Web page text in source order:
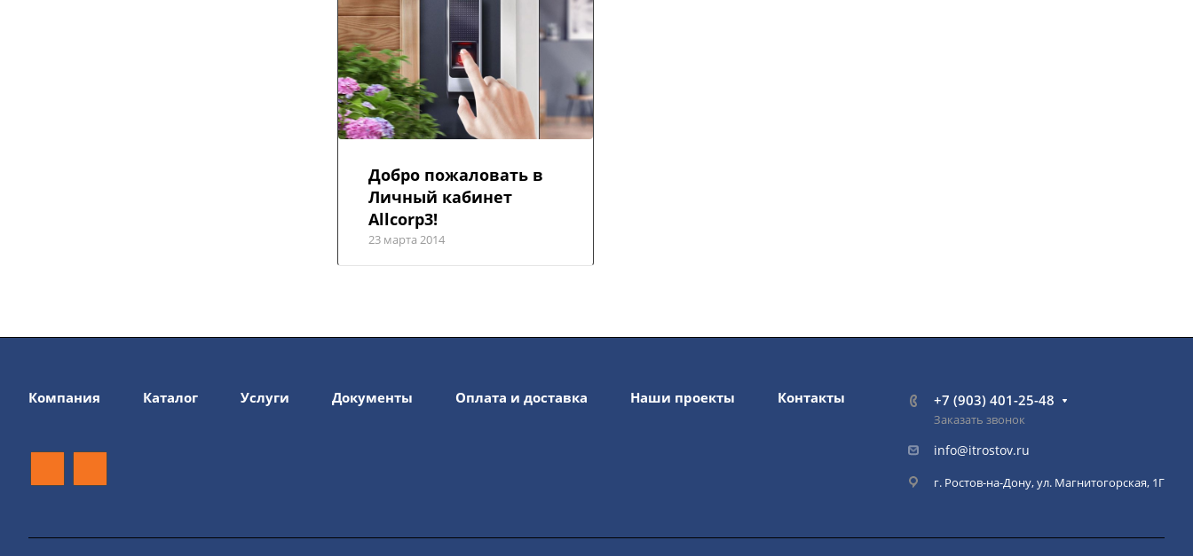
Добро пожаловать в
Личный кабинет
Allcorp3!
23 марта 2014
Компания Каталог Услуги Документы Оплата и доставка Наши проекты Контакты +7 (903) 401-25-48
Заказать звонок
info@itrostov.ru
г. Ростов-на-Дону, ул. Магнитогорская, 1Г